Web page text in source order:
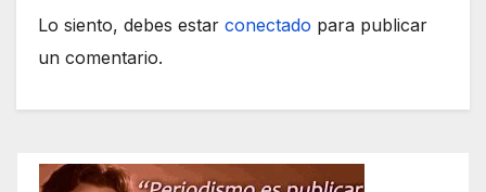
Lo siento, debes estar conectado para publicar
un comentario.